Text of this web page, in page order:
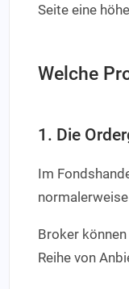
Seite eine
Welche
1. Die
Im
Broker
Reihe von